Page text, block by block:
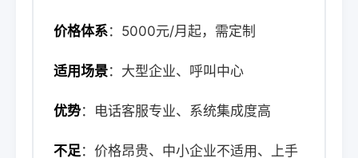
价格体系：5000元/月起，需定制
适用场景：大型企业、呼叫中心
优势：电话客服专业、系统集成度高
不足：价格昂贵、中小企业不适用、上手